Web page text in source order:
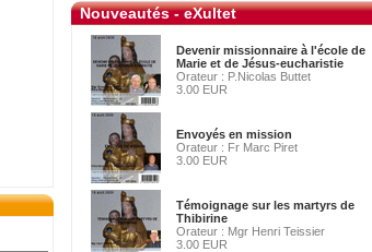
Nouveautés - eXultet
Devenir missionnaire à l'école de
Marie et de Jésus-eucharistie
Orateur : P.Nicolas Buttet
3.00 EUR
Envoyés en mission
Orateur : Fr Marc Piret
3.00 EUR
Témoignage sur les martyrs de
Thibirine
Orateur : Mgr Henri Teissier
3.00 EUR